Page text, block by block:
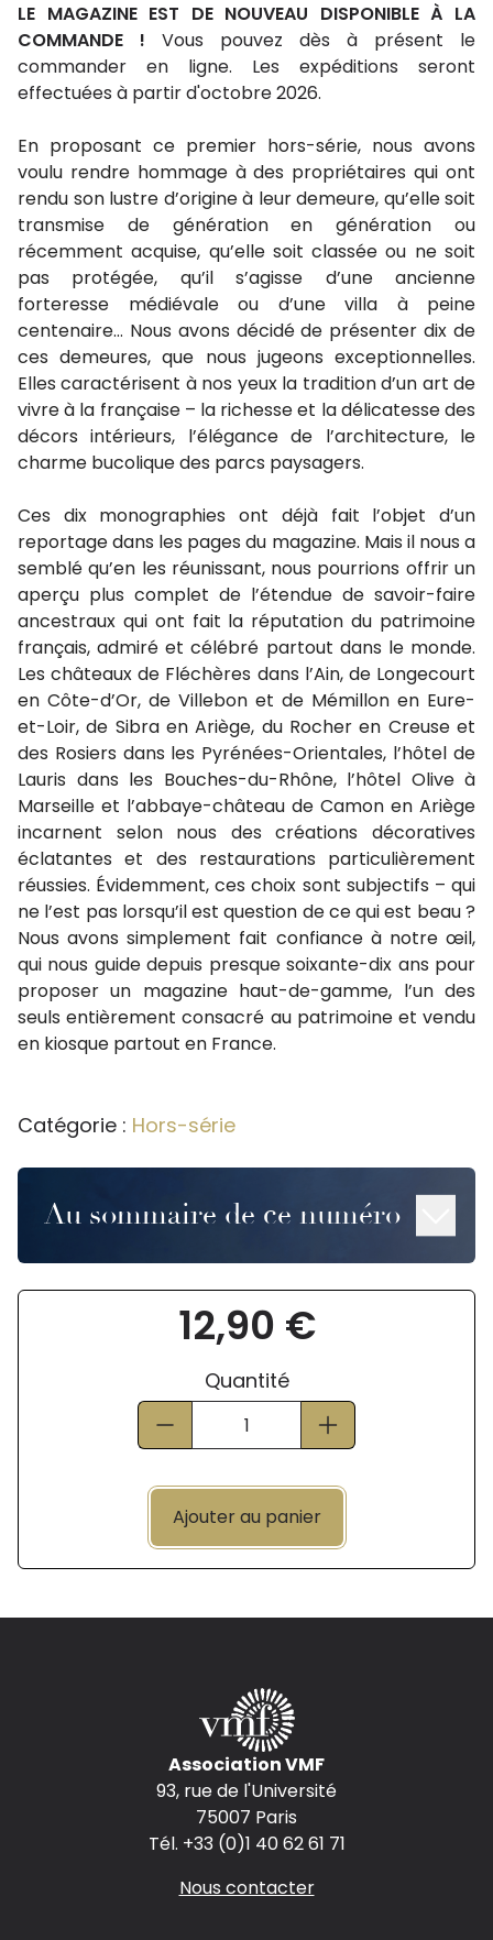
LE MAGAZINE EST DE NOUVEAU DISPONIBLE À LA
COMMANDE ! Vous pouvez dès à présent le
commander en ligne. Les expéditions seront
effectuées à partir d'octobre 2026.
En proposant ce premier hors-série, nous avons
voulu rendre hommage à des propriétaires qui ont
rendu son lustre d’origine à leur demeure, qu’elle soit
transmise de génération en génération ou
récemment acquise, qu’elle soit classée ou ne soit
pas protégée, qu’il s’agisse d’une ancienne
forteresse médiévale ou d’une villa à peine
centenaire… Nous avons décidé de présenter dix de
ces demeures, que nous jugeons exceptionnelles.
Elles caractérisent à nos yeux la tradition d’un art de
vivre à la française – la richesse et la délicatesse des
décors intérieurs, l’élégance de l’architecture, le
charme bucolique des parcs paysagers.
Ces dix monographies ont déjà fait l’objet d’un
reportage dans les pages du magazine. Mais il nous a
semblé qu’en les réunissant, nous pourrions offrir un
aperçu plus complet de l’étendue de savoir-faire
ancestraux qui ont fait la réputation du patrimoine
français, admiré et célébré partout dans le monde.
Les châteaux de Fléchères dans l’Ain, de Longecourt
en Côte-d’Or, de Villebon et de Mémillon en Eure-
et-Loir, de Sibra en Ariège, du Rocher en Creuse et
des Rosiers dans les Pyrénées-Orientales, l’hôtel de
Lauris dans les Bouches-du-Rhône, l’hôtel Olive à
Marseille et l’abbaye-château de Camon en Ariège
incarnent selon nous des créations décoratives
éclatantes et des restaurations particulièrement
réussies. Évidemment, ces choix sont subjectifs – qui
ne l’est pas lorsqu’il est question de ce qui est beau ?
Nous avons simplement fait confiance à notre œil,
qui nous guide depuis presque soixante-dix ans pour
proposer un magazine haut-de-gamme, l’un des
seuls entièrement consacré au patrimoine et vendu
en kiosque partout en France.
Catégorie : Hors-série
Au sommaire de ce numéro
12,90 €
Quantité
Ajouter au panier
Association VMF
93, rue de l'Université
75007 Paris
Tél. +33 (0)1 40 62 61 71
Nous contacter